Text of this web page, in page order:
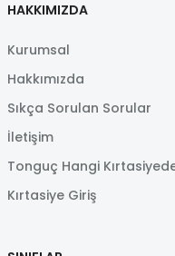
HAKKIMIZDA
Kurumsal
Hakkımızda
Sıkça Sorulan Sorular
İletişim
Tonguç Hangi
Kırtasiye Giriş